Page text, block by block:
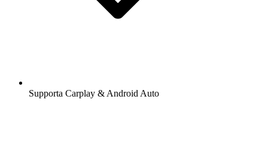
Supporta Carplay & Android Auto